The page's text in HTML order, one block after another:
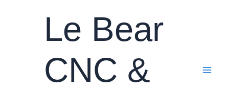
Le Bear
CNC &